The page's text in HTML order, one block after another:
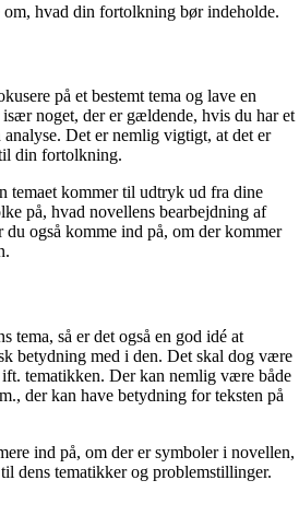
hvad din fortolkning bør indeholde.
på et bestemt tema og lave en
noget, der er gældende, hvis du har et
Det er nemlig vigtigt, at det er
din fortolkning.
temaet kommer til udtryk ud fra dine
på, hvad novellens bearbejdning af
du også komme ind på, om der kommer
tema, så er det også en god idé at
betydning med i den. Det skal dog være
tematikken. Der kan nemlig være både
der kan have betydning for teksten på
ind på, om der er symboler i novellen,
dens tematikker og problemstillinger.